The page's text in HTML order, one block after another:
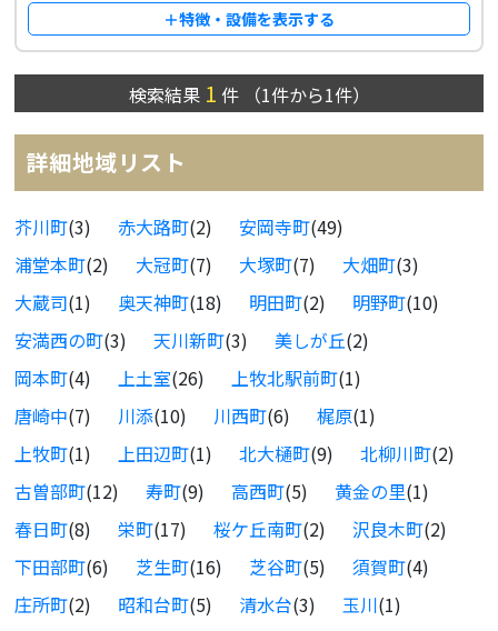
＋特徴・設備を表示する
検索結果 1 件 （1件から1件）
詳細地域リスト
芥川町(3) 赤大路町(2) 安岡寺町(49)
浦堂本町(2) 大冠町(7) 大塚町(7) 大畑町(3)
大蔵司(1) 奥天神町(18) 明田町(2) 明野町(10)
安満西の町(3) 天川新町(3) 美しが丘(2)
岡本町(4) 上土室(26) 上牧北駅前町(1)
唐崎中(7) 川添(10) 川西町(6) 梶原(1)
上牧町(1) 上田辺町(1) 北大樋町(9) 北柳川町(2)
古曽部町(12) 寿町(9) 高西町(5) 黄金の里(1)
春日町(8) 栄町(17) 桜ケ丘南町(2) 沢良木町(2)
下田部町(6) 芝生町(16) 芝谷町(5) 須賀町(4)
庄所町(2) 昭和台町(5) 清水台(3) 玉川(1)